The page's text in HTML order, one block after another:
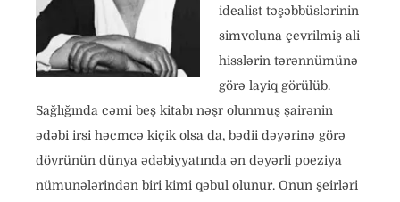
idealist təşəbbüslərinin
simvoluna çevrilmiş ali
hisslərin tərənnümünə
görə layiq görülüb.
Sağlığında cəmi beş kitabı nəşr olunmuş şairənin
ədəbi irsi həcmcə kiçik olsa da, bədii dəyərinə görə
dövrünün dünya ədəbiyyatında ən dəyərli poeziya
nümunələrindən biri kimi qəbul olunur. Onun şeirləri